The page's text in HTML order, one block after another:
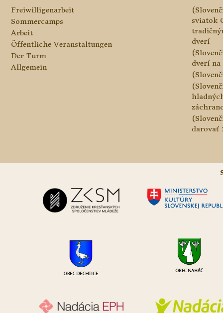
Freiwilligenarbeit
Sommercamps
Arbeit
Öffentliche Veranstaltungen
Der Turm
Allgemein
sviatok
dverí
dverí na
darovať